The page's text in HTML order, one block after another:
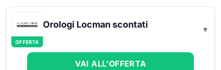
OFFERTA
Orologi Locman scontati
VAI ALL'OFFERTA